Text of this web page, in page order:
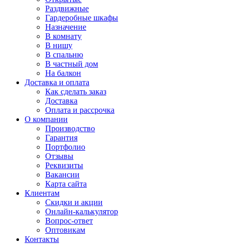
Раздвижные
Гардеробные шкафы
Назначение
В комнату
В нишу
В спальню
В частный дом
На балкон
Доставка и оплата
Как сделать заказ
Доставка
Оплата и рассрочка
О компании
Производство
Гарантия
Портфолио
Отзывы
Реквизиты
Вакансии
Карта сайта
Клиентам
Скидки и акции
Онлайн-калькулятор
Вопрос-ответ
Оптовикам
Контакты